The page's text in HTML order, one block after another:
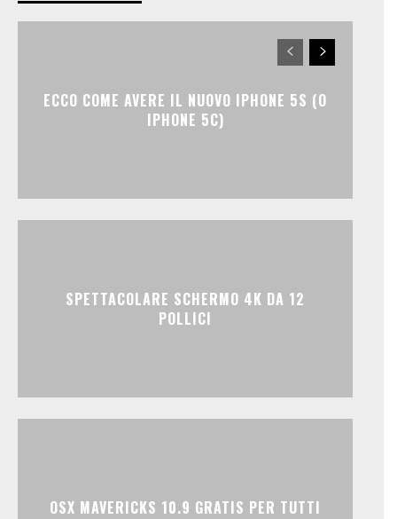
ECCO COME AVERE IL NUOVO IPHONE 5S (O
IPHONE 5C)
SPETTACOLARE SCHERMO 4K DA 12
POLLICI
OSX MAVERICKS 10.9 GRATIS PER TUTTI